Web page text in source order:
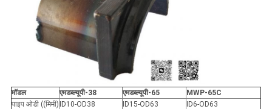
मॉडल एमडब्ल्यूपी-38 एमडब्ल्यूपी-65
MWP-65C
पाइप ओडी ((मिमी) ID10-OD38 ID15-OD63
ID6-OD63